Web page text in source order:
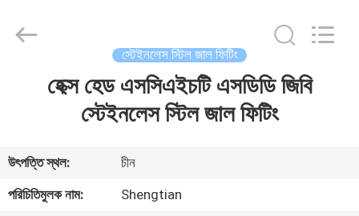
ভিডিও
স্টেইনলেস স্টিল জাল ফিটিং
হেক্স হেড এসসিএইচটি এসডিডি জিবি
স্টেইনলেস স্টিল জাল ফিটিং
উৎপত্তি স্থল:
চীন
পরিচিতিমুলক নাম:
Shengtian